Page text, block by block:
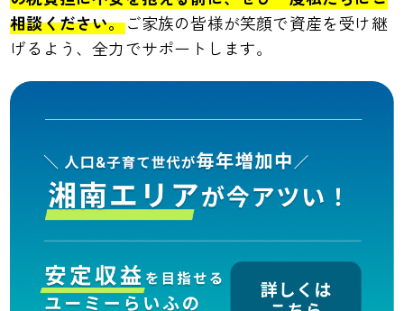
相談ください。ご家族の皆様が笑顔で資産を受け継
げるよう、全力でサポートします。